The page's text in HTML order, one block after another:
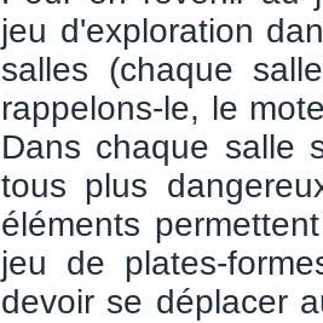
jeu d'exploration
salles (chaque
rappelons-le, le
Dans chaque salle
tous plus
éléments
jeu de plates-
devoir se déplacer